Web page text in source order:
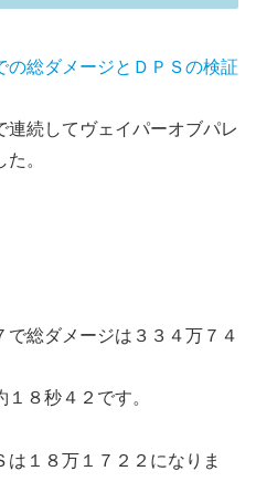
の総ダメージとＤＰＳの検証
続してヴェイパーオブパレ
。
で総ダメージは３３４万７４
８秒４２です。
１８万１７２２になりま